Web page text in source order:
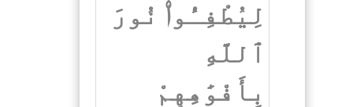
لِيُطْفِـُٔوا۟ نُورَ
ٱللَّهِ
بِأَفْوَٰهِهِمْ